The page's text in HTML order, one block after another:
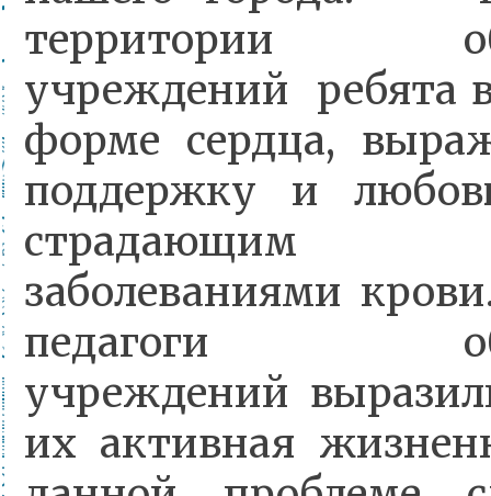
территории
учреждений ребята
форме сердца,
поддержку и
страдающим
заболеваниями
педагоги
учреждений
их активная